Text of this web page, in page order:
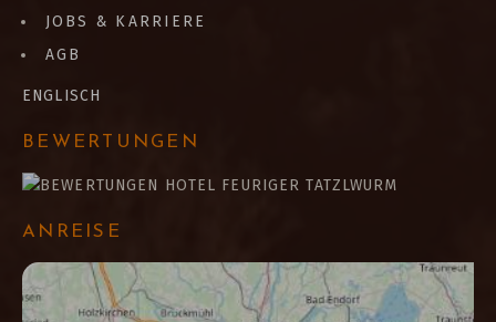
JOBS & KARRIERE
AGB
ENGLISCH
BEWERTUNGEN
ANREISE